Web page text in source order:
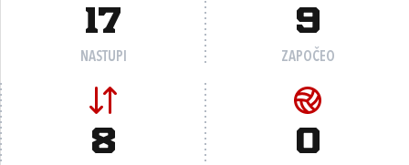
17
NASTUPI
9
ZAPOČEO
8 0